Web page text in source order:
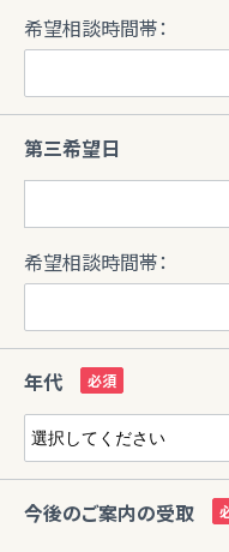
希望相談時間帯：
第三希望日
希望相談時間帯：
年代
今後のご案内の受取